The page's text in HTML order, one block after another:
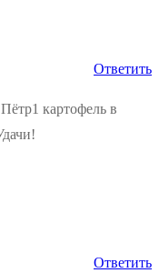
Ответить
картофель в
Ответить